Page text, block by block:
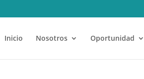
Inicio Nosotros Oportunidad